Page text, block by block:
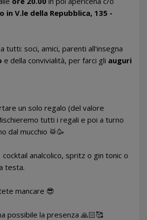
in V.le della Repubblica, 135 -
tutti: soci, amici, parenti all'insegna
e della convivialità, per farci gli auguri
un solo regalo (del valore
tutti i regali e poi a turno
dal mucchio 🥁🥳
cocktail analcolico, spritz o gin tonic o
testa.
mancare 😎
possibile la presenza 🙏🏻🥰